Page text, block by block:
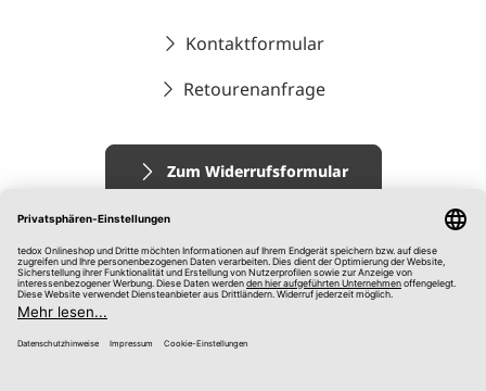
Kontaktformular
Retourenanfrage
Zum Widerrufsformular
Impressum
AGB
Datenschutz